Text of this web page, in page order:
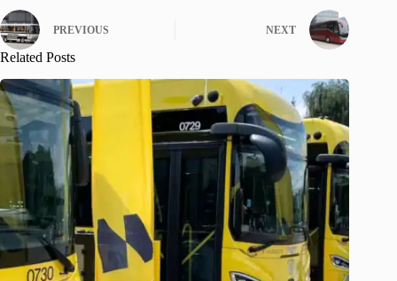
PREVIOUS NEXT
Related Posts